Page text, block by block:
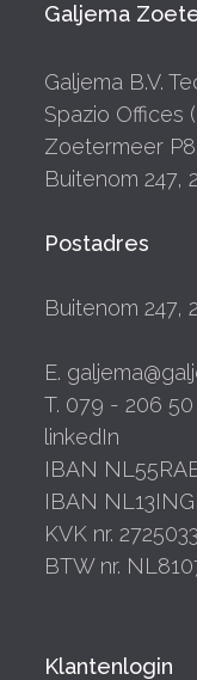
Galjema
Galjema B.V.
Spazio Offices
Zoetermeer
Buitenom 247,
Postadres
Buitenom 247,
E.
T. 079 - 206
linkedIn
IBAN
IBAN
KVK nr.
BTW nr.
Klantenlogin